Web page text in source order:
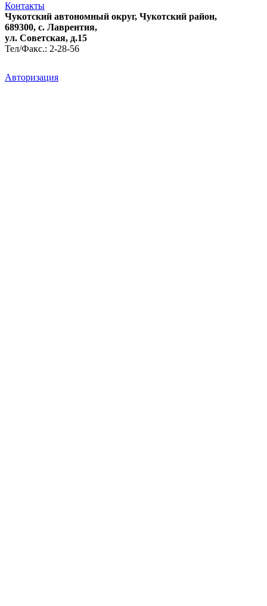
Контакты
Чукотский автономный округ, Чукотский район,
689300, с. Лаврентия,
ул. Советская, д.15
Тел/Факс.: 2-28-56
Авторизация